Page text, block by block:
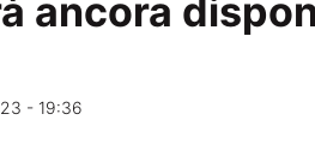
ancora
- 19:36